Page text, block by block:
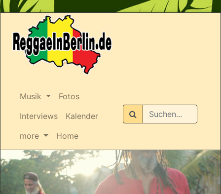
Musik
Fotos
Interviews
Kalender
more
Home
Suchen